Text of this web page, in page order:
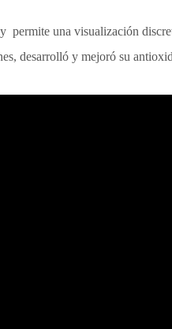
una visualización
desarrolló y mejoró su